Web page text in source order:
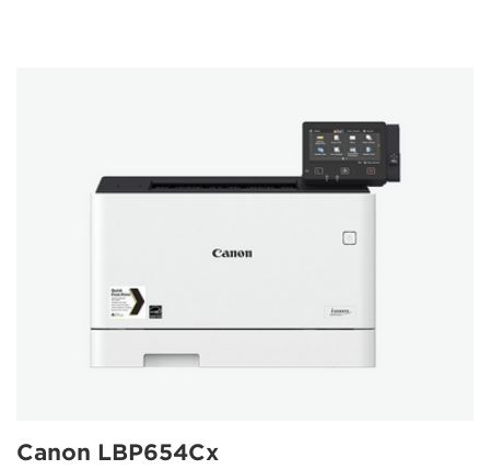
Canon LBP654Cx